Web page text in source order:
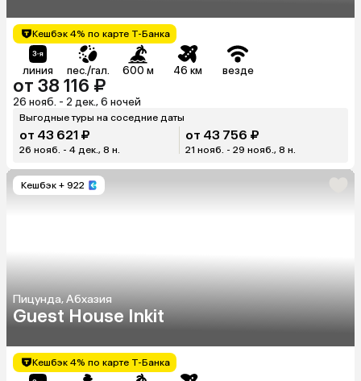
Кешбэк 4% по карте Т-Банка
линия пес./гал. 600 м 46 км везде
от 38 116 ₽
26 нояб. - 2 дек., 6 ночей
Выгодные туры на соседние даты
от 43 621 ₽
26 нояб. - 4 дек., 8 н.
от 43 756 ₽
21 нояб. - 29 нояб., 8 н.
Кешбэк + 922
Пицунда, Абхазия
Guest House Inkit
Кешбэк 4% по карте Т-Банка